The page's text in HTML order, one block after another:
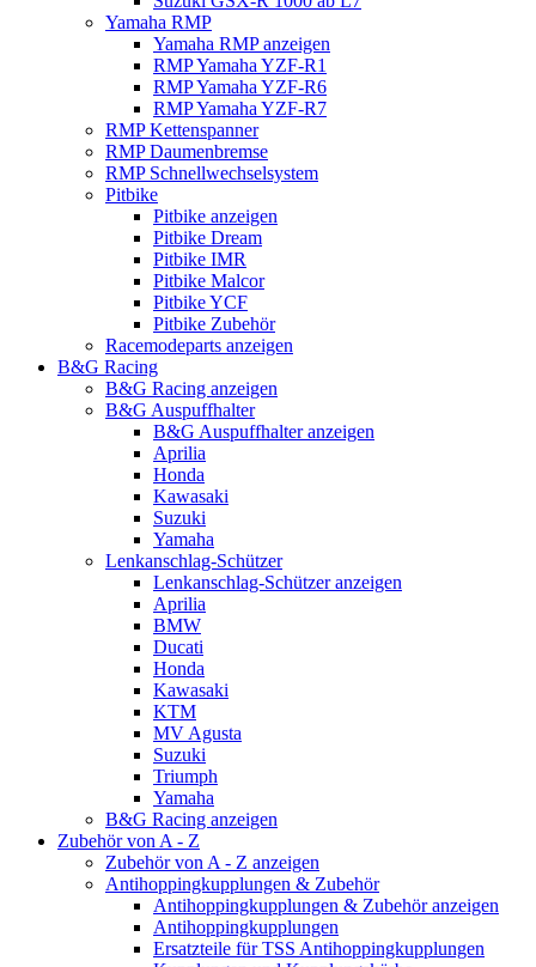
Yamaha RMP
Yamaha RMP anzeigen
RMP Yamaha YZF-R1
RMP Yamaha YZF-R6
RMP Yamaha YZF-R7
RMP Kettenspanner
RMP Daumenbremse
RMP Schnellwechselsystem
Pitbike
Pitbike anzeigen
Pitbike Dream
Pitbike IMR
Pitbike Malcor
Pitbike YCF
Pitbike Zubehör
Racemodeparts anzeigen
B&G Racing
B&G Racing anzeigen
B&G Auspuffhalter
B&G Auspuffhalter anzeigen
Aprilia
Honda
Kawasaki
Suzuki
Yamaha
Lenkanschlag-Schützer
Lenkanschlag-Schützer anzeigen
Aprilia
BMW
Ducati
Honda
Kawasaki
KTM
MV Agusta
Suzuki
Triumph
Yamaha
B&G Racing anzeigen
Zubehör von A - Z
Zubehör von A - Z anzeigen
Antihoppingkupplungen & Zubehör
Antihoppingkupplungen & Zubehör anzeigen
Antihoppingkupplungen
Ersatzteile für TSS Antihoppingkupplungen